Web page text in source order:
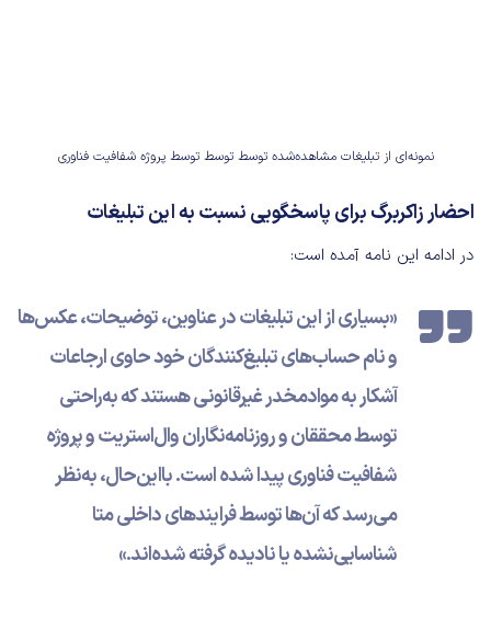
نمونه‌ای از تبلیغات مشاهده‌شده توسط توسط توسط پروژه شفافیت فناوری
احضار زاکربرگ برای پاسخگویی نسبت به این تبلیغات
در ادامه این نامه آمده است:
«بسیاری از این تبلیغات در عناوین، توضیحات، عکس‌ها
و نام حساب‌های تبلیغ‌کنندگان خود حاوی ارجاعات
آشکار به موادمخدر غیرقانونی هستند که به‌راحتی
توسط محققان و روزنامه‌نگاران وال‌استریت و پروژه
شفافیت فناوری پیدا شده است. بااین‌حال، به‌نظر
می‌رسد که آن‌ها توسط فرایندهای داخلی متا
شناسایی‌نشده یا نادیده گرفته شده‌اند.»